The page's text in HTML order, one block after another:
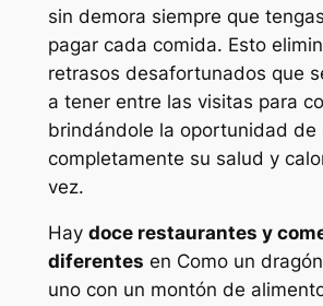
sin demora siempre que
pagar cada comida. Esto
retrasos desafortunados que
a tener entre las visitas para
brindándole la oportunidad de
completamente su salud y
vez.
Hay doce restaurantes y
diferentes en Como un
uno con un montón de